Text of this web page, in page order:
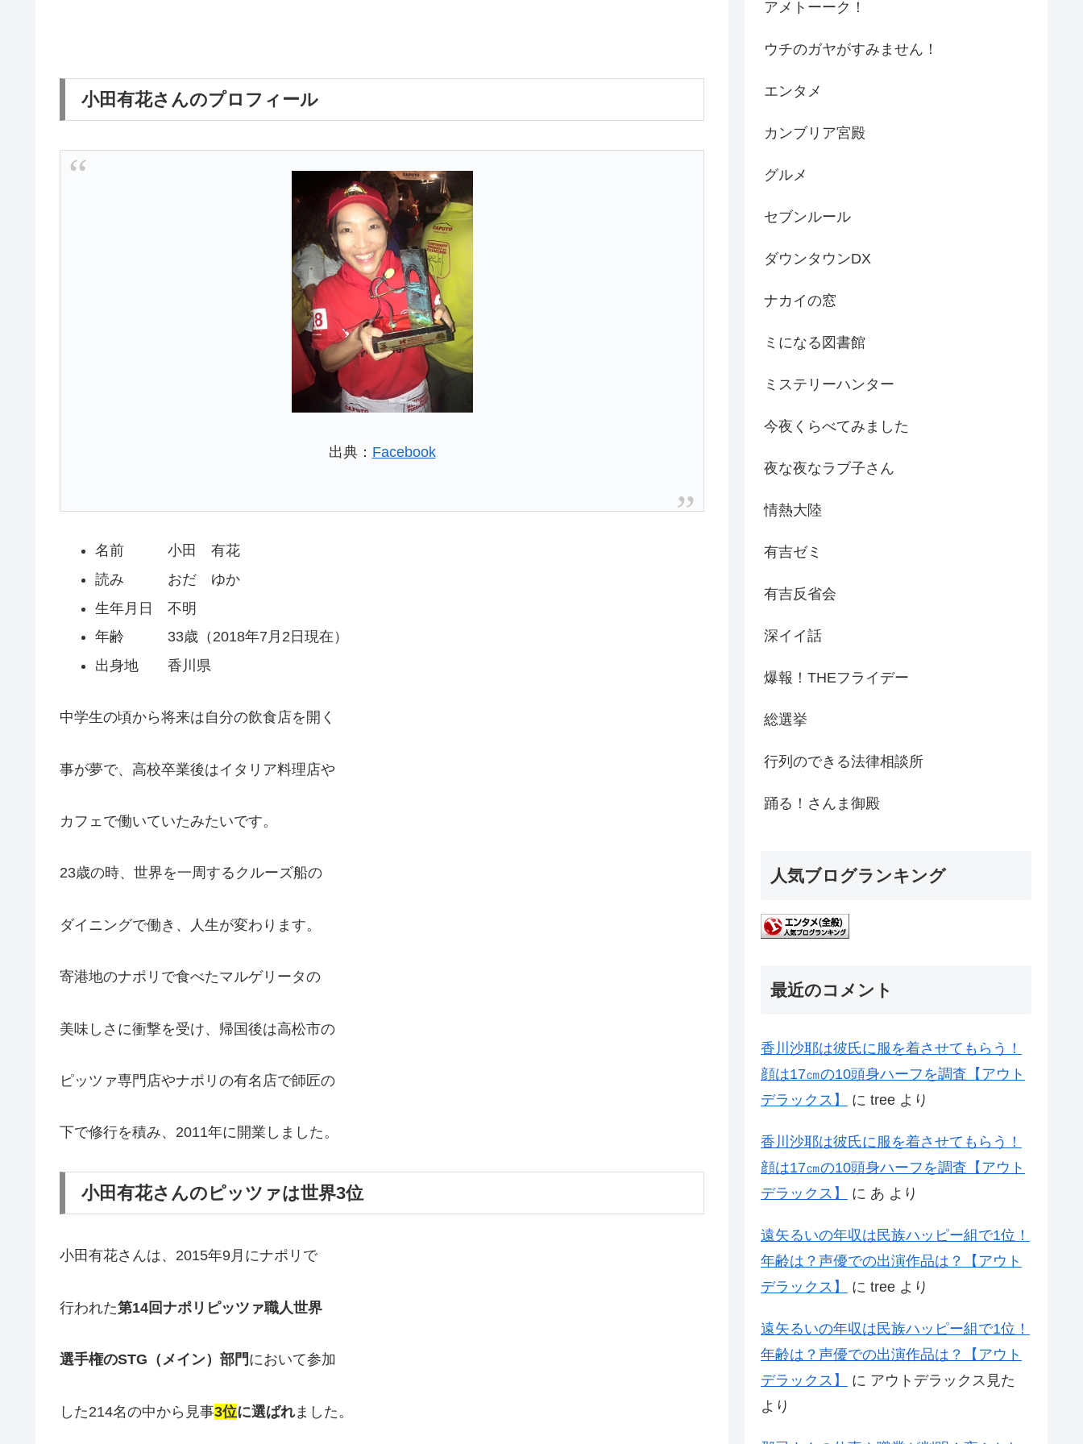
小田有花さんのプロフィール
出典： Facebook
名前 小田 有花
読み おだ ゆか
生年月日 不明
年齢 33歳（2018年7月2日現在）
出身地 香川県
中学生の頃から将来は自分の飲食店を開く
事が夢で、高校卒業後はイタリア料理店や
カフェで働いていたみたいです。
23歳の時、世界を一周するクルーズ船の
ダイニングで働き、人生が変わります。
寄港地のナポリで食べたマルゲリータの
美味しさに衝撃を受け、帰国後は高松市の
ピッツァ専門店やナポリの有名店で師匠の
下で修行を積み、2011年に開業しました。
小田有花さんのピッツァは世界3位
小田有花さんは、2015年9月にナポリで
行われた第14回ナポリピッツァ職人世界
選手権のSTG（メイン）部門 において参加
した214名の中から見事3位に選ばれ ました。
アメトーーク！
ウチのガヤがすみません！
エンタメ
カンブリア宮殿
グルメ
セブンルール
ダウンタウンDX
ナカイの窓
ミになる図書館
ミステリーハンター
今夜くらべてみました
夜な夜なラブ子さん
情熱大陸
有吉ゼミ
有吉反省会
深イイ話
爆報！THEフライデー
総選挙
行列のできる法律相談所
踊る！さんま御殿
人気ブログランキング
最近のコメント
香川沙耶は彼氏に服を着させてもらう！
顔は17㎝の10頭身ハーフを調査【アウト
デラックス】
に tree より
香川沙耶は彼氏に服を着させてもらう！
顔は17㎝の10頭身ハーフを調査【アウト
デラックス】
に あ より
遠矢るいの年収は民族ハッピー組で1位！
年齢は？声優での出演作品は？【アウト
デラックス】
に tree より
遠矢るいの年収は民族ハッピー組で1位！
年齢は？声優での出演作品は？【アウト
デラックス】
に アウトデラックス見た
より